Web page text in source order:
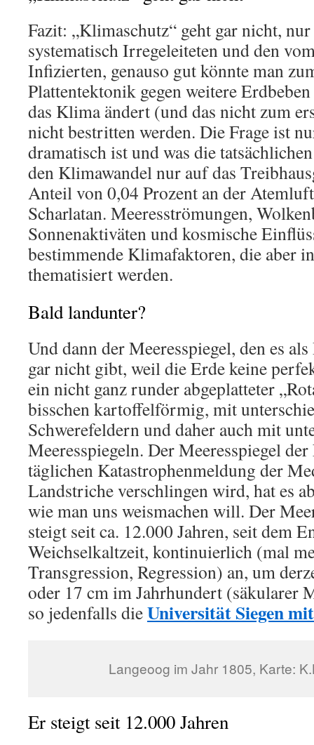
Fazit: „Klimaschutz“ geht gar nicht,
systematisch Irregeleiteten und den
Infizierten, genauso gut könnte man
Plattentektonik gegen weitere
das Klima ändert (und das nicht zum
nicht bestritten werden. Die Frage ist
dramatisch ist und was die
den Klimawandel nur auf das
Anteil von 0,04 Prozent an der
Scharlatan. Meeresströmungen,
Sonnenaktiväten und kosmische
bestimmende Klimafaktoren, die aber
thematisiert werden.
Bald landunter?
Und dann der Meeresspiegel, den es
gar nicht gibt, weil die Erde keine
ein nicht ganz runder abgeplatteter
bisschen kartoffelförmig, mit
Schwerefeldern und daher auch mit
Meeresspiegeln. Der Meeresspiegel
täglichen Katastrophenmeldung der
Landstriche verschlingen wird, hat es
wie man uns weismachen will. Der
steigt seit ca. 12.000 Jahren, seit dem
Weichselkaltzeit, kontinuierlich (mal
Transgression, Regression) an, um
oder 17 cm im Jahrhundert (säkularer
so jedenfalls dieUniversität Siegen
Langeoog im Jahr 1805, Karte:
Er steigt seit 12.000 Jahren